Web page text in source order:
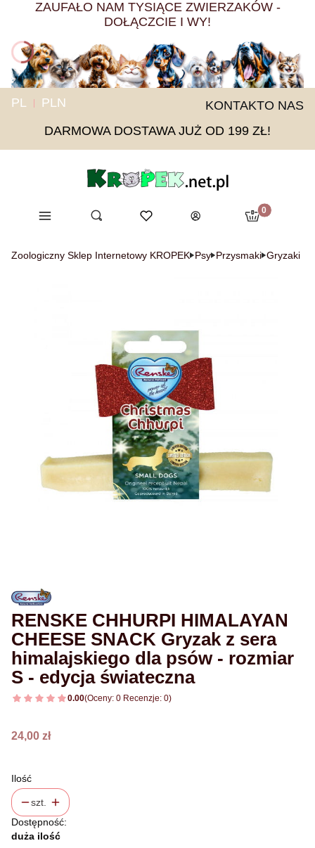
ZAUFAŁO NAM TYSIĄCE ZWIERZAKÓW -
DOŁĄCZCIE I WY!
PL PLN KONTAKTO NAS
DARMOWA DOSTAWA JUŻ OD 199 ZŁ!
Menu Otwórz wyszukiwarkę
Szukaj Ulubione
Zaloguj się
Produkty w
Koszyk
Zoologiczny Sklep Internetowy KROPEK Psy Przysmaki Gryzaki
RENSKE CHHURPI HIMALAYAN
CHEESE SNACK Gryzak z sera
himalajskiego dla psów - rozmiar
S - edycja świateczna
0.00(Oceny: 0 Recenzje: 0)
Cena
24,00 zł
Ilość
szt.
Dostępność:
duża ilość